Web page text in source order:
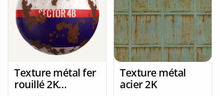
Texture métal fer
rouillé 2K
Texture métal
acier 2K